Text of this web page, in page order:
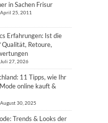
in Sachen Frisur
25, 2011
Erfahrungen: Ist die
Qualität, Retoure,
27, 2026
11 Tipps, wie Ihr
online kauft &
30, 2025
Trends & Looks der